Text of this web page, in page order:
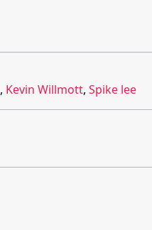
, Kevin Willmott, Spike lee